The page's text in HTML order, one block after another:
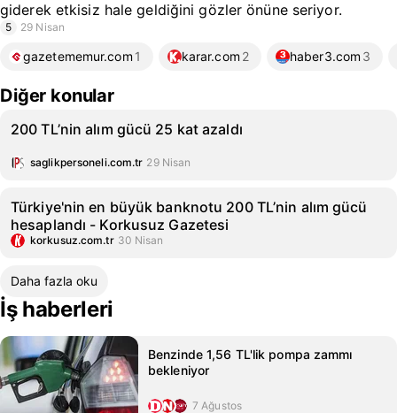
giderek etkisiz hale geldiğini gözler önüne seriyor.
5 29 Nisan
gazetememur.com 1 karar.com 2 haber3.com 3
Diğer konular
200 TL’nin alım gücü 25 kat azaldı
saglikpersoneli.com.tr 29 Nisan
Türkiye'nin en büyük banknotu 200 TL’nin alım gücü
hesaplandı - Korkusuz Gazetesi
korkusuz.com.tr 30 Nisan
Daha fazla oku
İş haberleri
Benzinde 1,56 TL'lik pompa zammı
bekleniyor
7 Ağustos